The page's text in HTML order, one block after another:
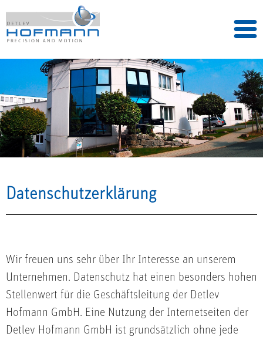
Datenschutzerklärung
Wir freuen uns sehr über Ihr Interesse an unserem
Unternehmen. Datenschutz hat einen besonders hohen
Stellenwert für die Geschäftsleitung der Detlev
Hofmann GmbH. Eine Nutzung der Internetseiten der
Detlev Hofmann GmbH ist grundsätzlich ohne jede